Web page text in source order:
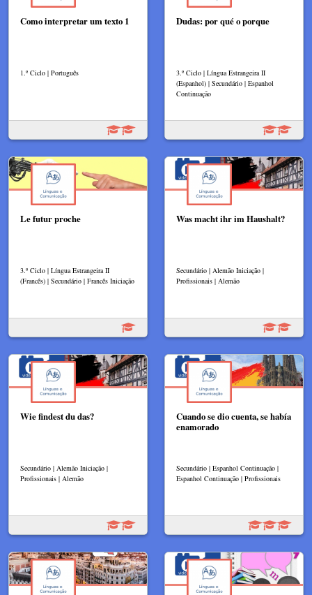
Como interpretar um texto 1
1.º Ciclo | Português
Dudas: por qué o porque
3.º Ciclo | Língua Estrangeira II
(Espanhol) | Secundário | Espanhol
Continuação
Le futur proche
3.º Ciclo | Língua Estrangeira II
(Francês) | Secundário | Francês Iniciação
Was macht ihr im Haushalt?
Secundário | Alemão Iniciação |
Profissionais | Alemão
Wie findest du das?
Secundário | Alemão Iniciação |
Profissionais | Alemão
Cuando se dio cuenta, se había
enamorado
Secundário | Espanhol Continuação |
Espanhol Continuação | Profissionais